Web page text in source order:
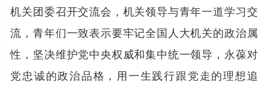
机关团委召开交流会，机关领导与青年一道学习交
流，青年们一致表示要牢记全国人大机关的政治属
性，坚决维护党中央权威和集中统一领导，永葆对
党忠诚的政治品格，用一生践行跟党走的理想追